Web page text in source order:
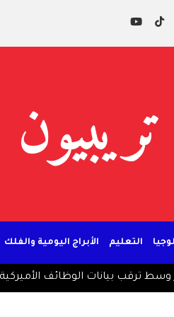
التعليم الأبراج اليومية والفلك
الوظائف الأميركية ترمب: